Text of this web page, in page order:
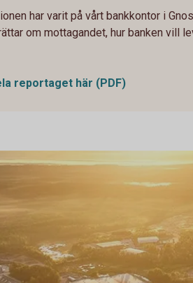
har varit på vårt bankkontor i
om mottagandet, hur banken vill
reportaget här (PDF)